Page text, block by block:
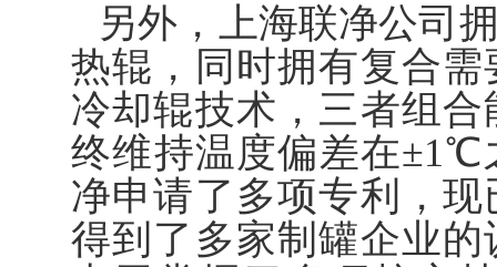
另外，上海联净公司
热辊，同时拥有复合
冷却辊技术，三者组
终维持温度偏差在±1℃
净申请了多项专利，
得到了多家制罐企业